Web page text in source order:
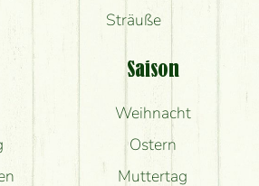
Sträuße
Saison
Weihnacht
Ostern
Muttertag